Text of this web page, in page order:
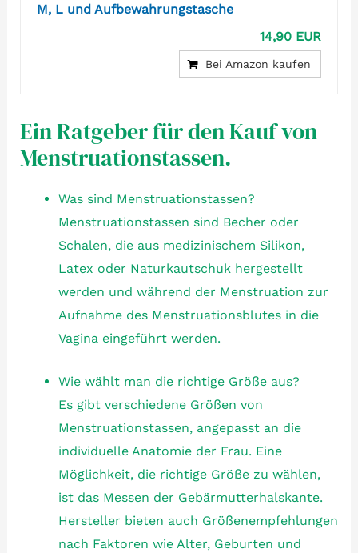
M, L und Aufbewahrungstasche
14,90 EUR
Bei Amazon kaufen
Ein Ratgeber für den Kauf von
Menstruationstassen.
Was sind Menstruationstassen?
Menstruationstassen sind Becher oder
Schalen, die aus medizinischem Silikon,
Latex oder Naturkautschuk hergestellt
werden und während der Menstruation zur
Aufnahme des Menstruationsblutes in die
Vagina eingeführt werden.
Wie wählt man die richtige Größe aus?
Es gibt verschiedene Größen von
Menstruationstassen, angepasst an die
individuelle Anatomie der Frau. Eine
Möglichkeit, die richtige Größe zu wählen,
ist das Messen der Gebärmutterhalskante.
Hersteller bieten auch Größenempfehlungen
nach Faktoren wie Alter, Geburten und